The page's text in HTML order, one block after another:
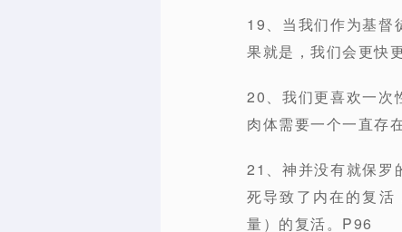
19、当我们作为基督
果就是，我们会更快
20、我们更喜欢一次
肉体需要一个一直存
21、神并没有就保罗
死导致了内在的复活
量）的复活。P96